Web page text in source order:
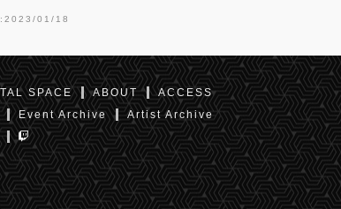
:2023/01/18
SPACE ABOUT
ACCESS
Event Archive
Artist Archive